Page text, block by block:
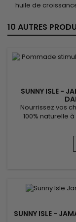
huile de
10 AUTRES
SUNNY ISLE -
Nourrissez vos
100% naturelle
foncée.&nbsp;
chevelu sec
combattant les
Isle -
SUNNY ISLE -